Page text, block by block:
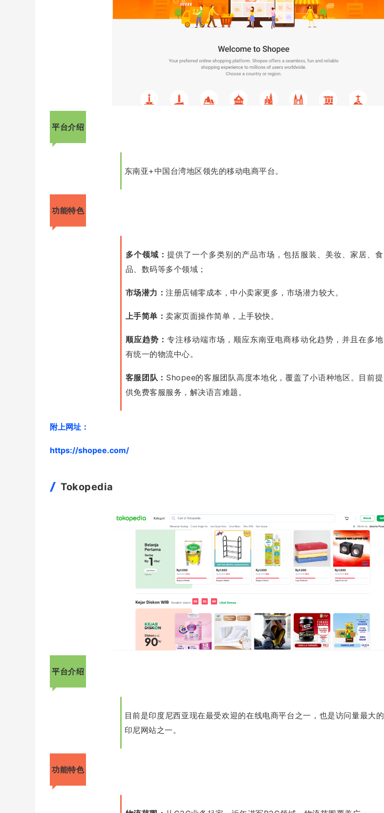
平台介绍
东南亚+中国台湾地区领先的移动电商平台。
功能特色
多个领域： 提供了一个多类别的产品市场，包括服装、美妆、家居、食
品、数码等多个领域；
市场潜力：注册店铺零成本，中小卖家更多，市场潜力较大。
上手简单：卖家页面操作简单，上手较快。
顺应趋势： 专注移动端市场，顺应东南亚电商移动化趋势，并且在多地
有统一的物流中心。
客服团队： Shopee的客服团队高度本地化，覆盖了小语种地区。目前提
供免费客服服务，解决语言难题。
附上网址：
https://shopee.com/
Tokopedia
平台介绍
目前是印度尼西亚现在最受欢迎的在线电商平台之一，也是访问量最大的
印尼网站之一。
功能特色